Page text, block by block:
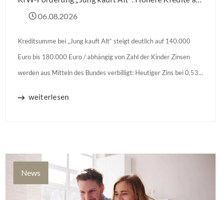
06.08.2026
Kreditsumme bei „Jung kauft Alt“ steigt deutlich auf 140.000
Euro bis 180.000 Euro / abhängig von Zahl der Kinder Zinsen
werden aus Mitteln des Bundes verbilligt: Heutiger Zins bei 0,53
weiterlesen
News